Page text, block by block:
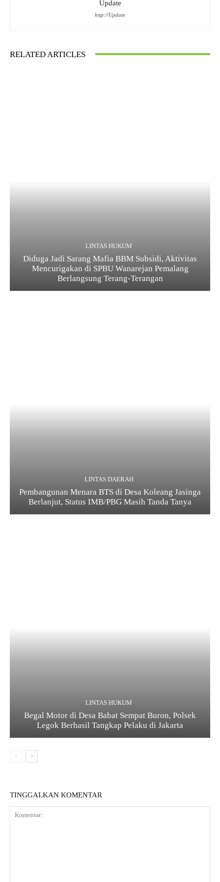
Update
http://Update
RELATED ARTICLES
LINTAS HUKUM
Diduga Jadi Sarang Mafia BBM Subsidi, Aktivitas
Mencurigakan di SPBU Wanarejan Pemalang
Berlangsung Terang-Terangan
LINTAS DAERAH
Pembangunan Menara BTS di Desa Koleang Jasinga
Berlanjut, Status IMB/PBG Masih Tanda Tanya
LINTAS HUKUM
Begal Motor di Desa Babat Sempat Buron, Polsek
Legok Berhasil Tangkap Pelaku di Jakarta
TINGGALKAN KOMENTAR